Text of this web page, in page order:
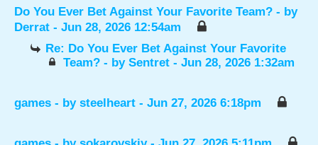
Do You Ever Bet Against Your Favorite Team? - by
Derrat - Jun 28, 2026 12:54am
Re: Do You Ever Bet Against Your Favorite
Team? - by Sentret- Jun 28, 2026 1:32am
games - by steelheart - Jun 27, 2026 6:18pm